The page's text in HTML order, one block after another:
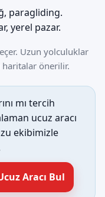
paragliding.
yerel pazar.
Uzun yolculuklar
haritalar önerilir.
mı tercih
ucuz aracı
ekibimizle
Aracı Bul